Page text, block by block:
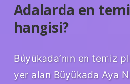
Adalarda en
hangisi?
Büyükada’nın en temiz
yer alan Büyükada Aya